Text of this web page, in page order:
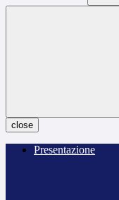
close
Presentazione